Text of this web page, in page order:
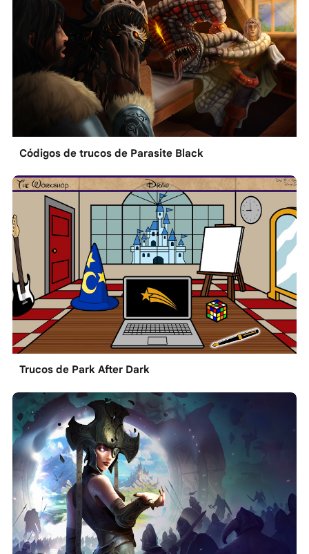
Códigos de trucos de Parasite Black
Trucos de Park After Dark